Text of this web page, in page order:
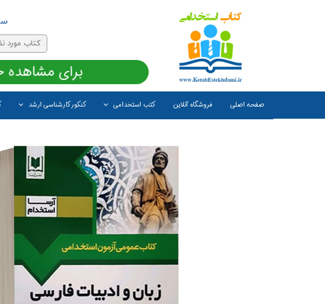
صفحه اصلی فروشگاه آنلاین کتب استخدامی کنکور کارشناسی ارشد
برای مشاهده